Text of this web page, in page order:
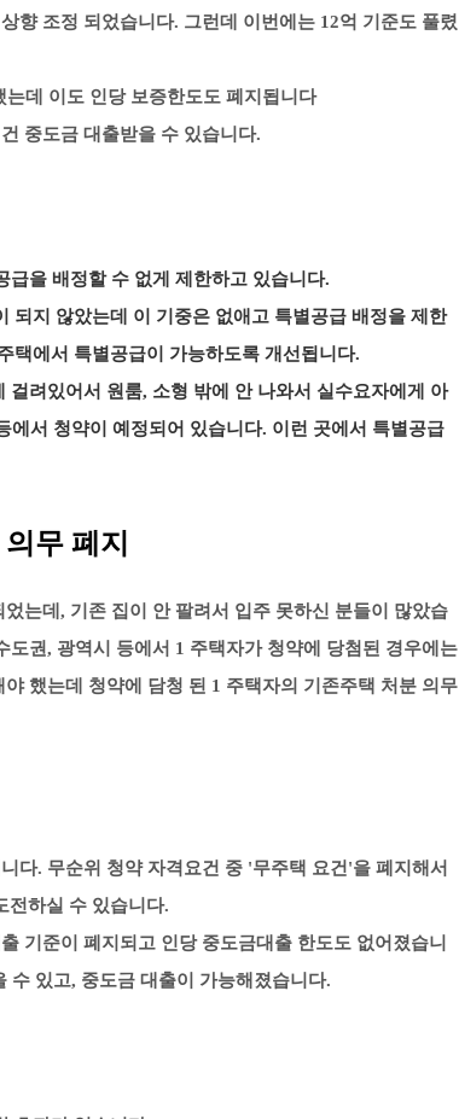
향 조정 되었습니다. 그런데 이번에는 12억 기준도 풀렸
데 이도 인당 보증한도도 폐지됩니다
중도금 대출받을 수 있습니다.
을 배정할 수 없게 제한하고 있습니다.
되지 않았는데 이 기중은 없애고 특별공급 배정을 제한
택에서 특별공급이 가능하도록 개선됩니다.
려있어서 원룸, 소형 밖에 안 나와서 실수요자에게 아
서 청약이 예정되어 있습니다. 이런 곳에서 특별공급
무 폐지
는데, 기존 집이 안 팔려서 입주 못하신 분들이 많았습
권, 광역시 등에서 1 주택자가 청약에 당첨된 경우에는
했는데 청약에 담청 된 1 주택자의 기존주택 처분 의무
다. 무순위 청약 자격요건 중 '무주택 요건'을 폐지해서
전하실 수 있습니다.
기준이 폐지되고 인당 중도금대출 한도도 없어졌습니
수 있고, 중도금 대출이 가능해졌습니다.